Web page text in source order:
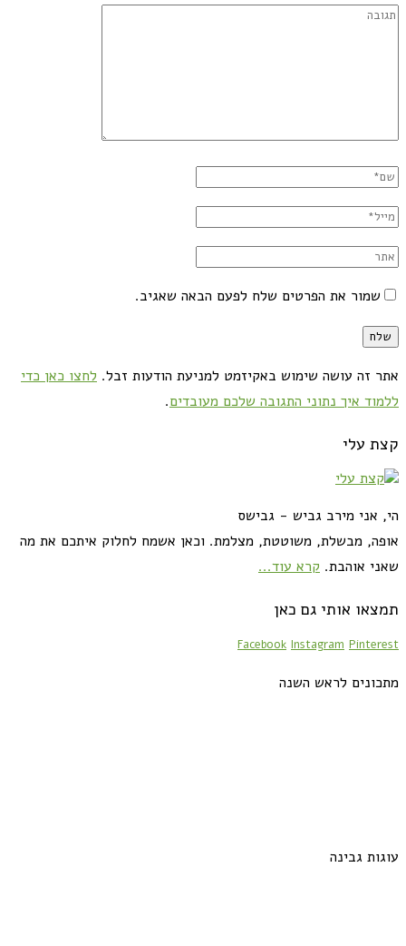
שמור את הפרטים שלח לפעם הבאה שאגיב.
אתר זה עושה שימוש באקיזמט למניעת הודעות זבל. לחצו כאן כדי
ללמוד איך נתוני התגובה שלכם מעובדים.
קצת עלי
הי, אני מירב גביש - גבישס
אופה, מבשלת, משוטטת, מצלמת. וכאן אשמח לחלוק איתכם את מה
שאני אוהבת. קרא עוד...
תמצאו אותי גם כאן
Facebook Instagram Pinterest
מתכונים לראש השנה
עוגות גבינה